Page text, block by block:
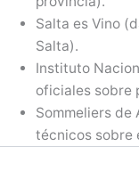
Salta es Vino
Salta).
Instituto
oficiales sobre
Sommeliers
técnicos sobre